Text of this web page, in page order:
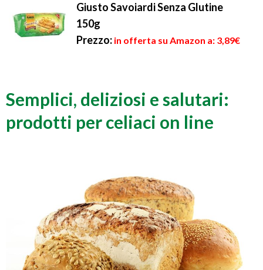
Giusto Savoiardi Senza Glutine
150g
Prezzo: in offerta su Amazon a: 3,89€
Semplici, deliziosi e salutari:
prodotti per celiaci on line